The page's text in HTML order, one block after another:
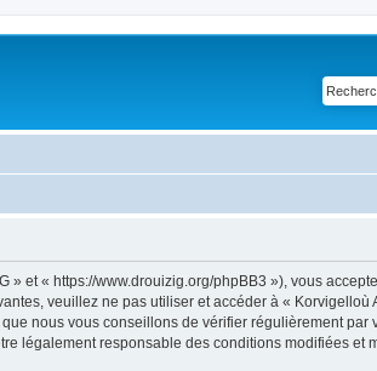
et « https://www.drouizig.org/phpBB3 »), vous
veuillez ne pas utiliser et accéder à « Korvigelloù
nous vous conseillons de vérifier régulièrement par
légalement responsable des conditions modifiées et